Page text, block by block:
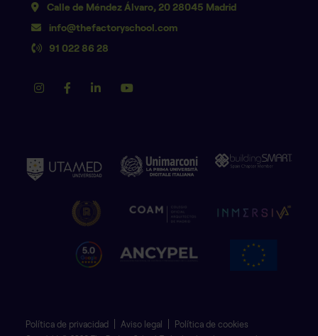
Calle de Méndez Álvaro, 20 28045 Madrid
info@thefactoryschool.com
91 022 86 28
Política de privacidad Aviso legal Política de cookies